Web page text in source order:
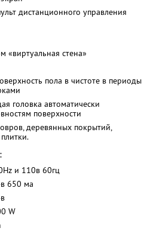
дистанционного управления
«виртуальная стена»
пола в чистоте в периоды
головка автоматически
поверхности
деревянных покрытий,
и 110в 60гц
650 ма
W